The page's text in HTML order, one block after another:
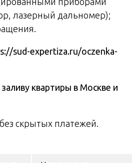
лазерный дальномер);
sud-expertiza.ru/oczenka-
квартиры в Москве и
скрытых платежей.